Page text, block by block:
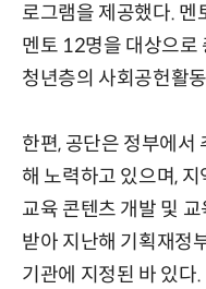
로그램을 제공했다. 멘
멘토 12명을 대상으로
청년층의 사회공헌활
한편, 공단은 정부에서
해 노력하고 있으며,
교육 콘텐츠 개발 및
받아 지난해 기획재정
기관에 지정된 바 있다.